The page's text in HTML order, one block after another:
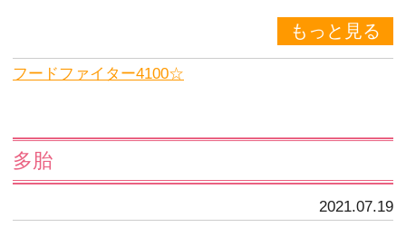
もっと見る
フードファイター4100☆
多胎
2021.07.19